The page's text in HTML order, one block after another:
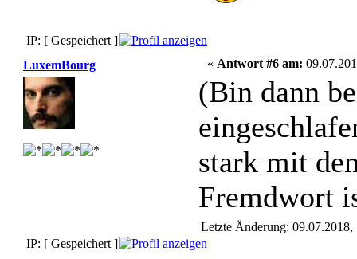
IP: [ Gespeichert ]
LuxemBourg
« Antwort #6 am:
(Bin dann
stark mit
Fremdwort
Letzte Änderung:
IP: [ Gespeichert ]